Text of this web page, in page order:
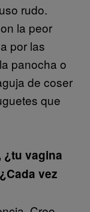
rudo.
la peor
por las
panocha o
de coser
que
¿tu vagina
vez